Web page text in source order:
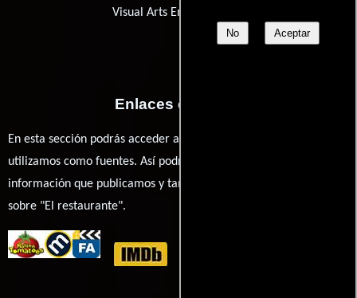
No Aceptar
Visual Arts Entertainment
Enlaces externos
En esta sección podrás acceder a los recursos externos que
utilizamos como fuentes. Así podrás chequear toda la
información que publicamos y también ampliar tu conocimiento
sobre "El restaurante".